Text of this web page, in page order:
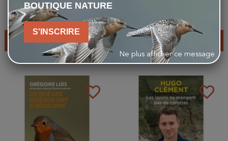
vivantes
18,50 €
AJOUTER AU PANIER
18,00 €
AJOUTER AU PANIER
favorite_border favorite_border
BOUTIQUE NATURE
S'INSCRIRE
Ne plus afficher ce message